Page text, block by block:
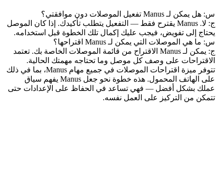
س: هل يمكن لـ Manus تفعيل الموصلات دون موافقتي؟
ج: لا. Manus يقترح فقط — التفعيل يتطلب تأكيدك. إذا كان الموصل
يحتاج إلى تفويض، فيجب عليك إكمال تلك الخطوة قبل استخدامه.
س: ما هي الموصلات التي يمكن لـ Manus اقتراحها؟
ج: يمكن لـ Manus الاقتراح من قائمة الموصلات الخاصة بك. تعتمد
الاقتراحات على وصف كل موصل وما تحتاجه مهمتك الحالية.
تتوفر ميزة اقتراحات الموصلات في جميع مهام Manus، بما في ذلك
على الهاتف المحمول. هذه خطوة نحو جعل Manus يفهم سياق
عملك بشكل أفضل — فهي تساعد في الحفاظ على الإعدادات حتى
تتمكن من التركيز على العمل نفسه.